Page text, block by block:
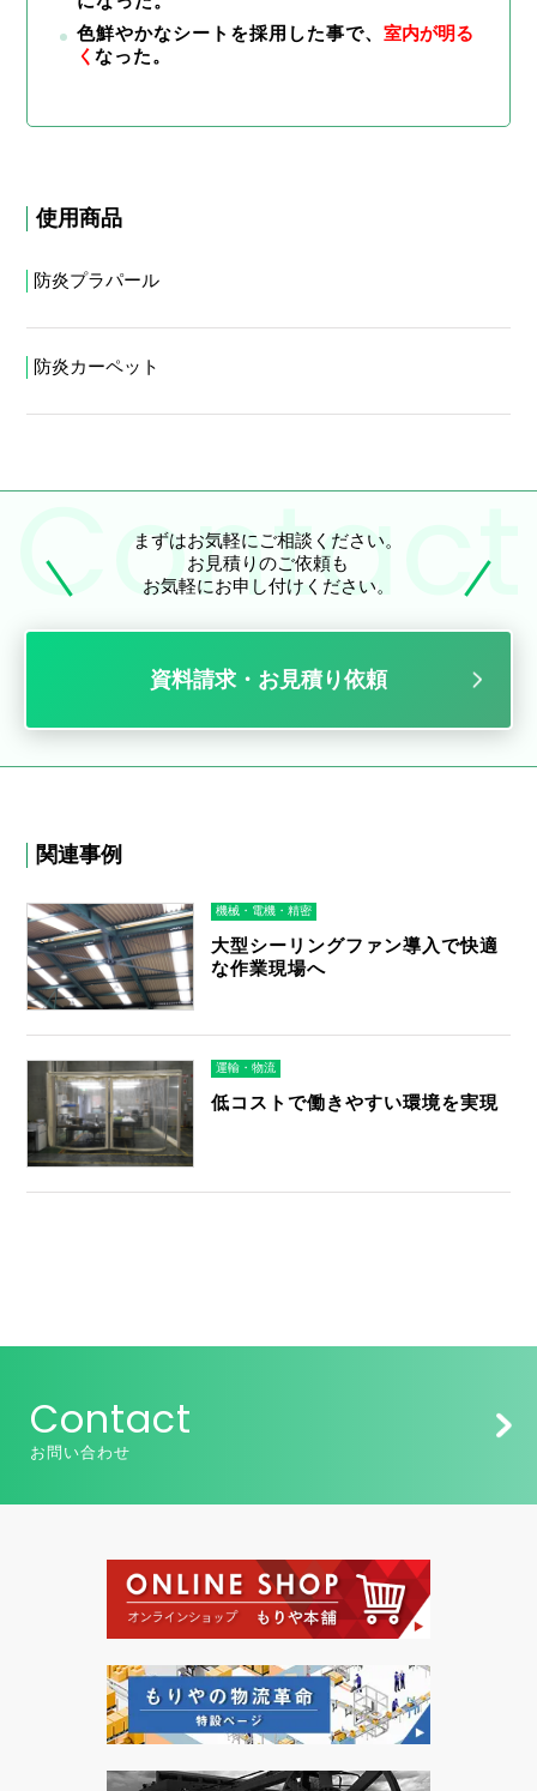
色鮮やかなシートを採用した事で、室内が明る
くなった。
使用商品
防炎プラパール
防炎カーペット
まずはお気軽にご相談ください。
お見積りのご依頼も
お気軽にお申し付けください。
資料請求・お見積り依頼
関連事例
機械・電機・精密
大型シーリングファン導入で快適
な作業現場へ
運輸・物流
低コストで働きやすい環境を実現
Contact
お問い合わせ